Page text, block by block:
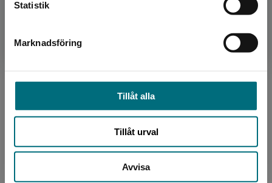
Statistik
Marknadsföring
Tillåt alla
Tillåt urval
Avvisa
Traktorrally
Malte visar Hugo en film från ett traktorrally.
Där kör många fina gamla traktorer! På
traktor som inte...
inkl. moms
Exkl. moms: 129 kr